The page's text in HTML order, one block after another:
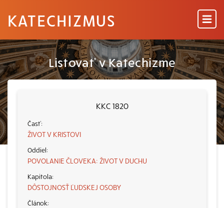
KATECHIZMUS
Listovať v Katechizme
KKC 1820
ŽIVOT V KRISTOVI
POVOLANIE ČLOVEKA: ŽIVOT V DUCHU
DÔSTOJNOSŤ ĽUDSKEJ OSOBY